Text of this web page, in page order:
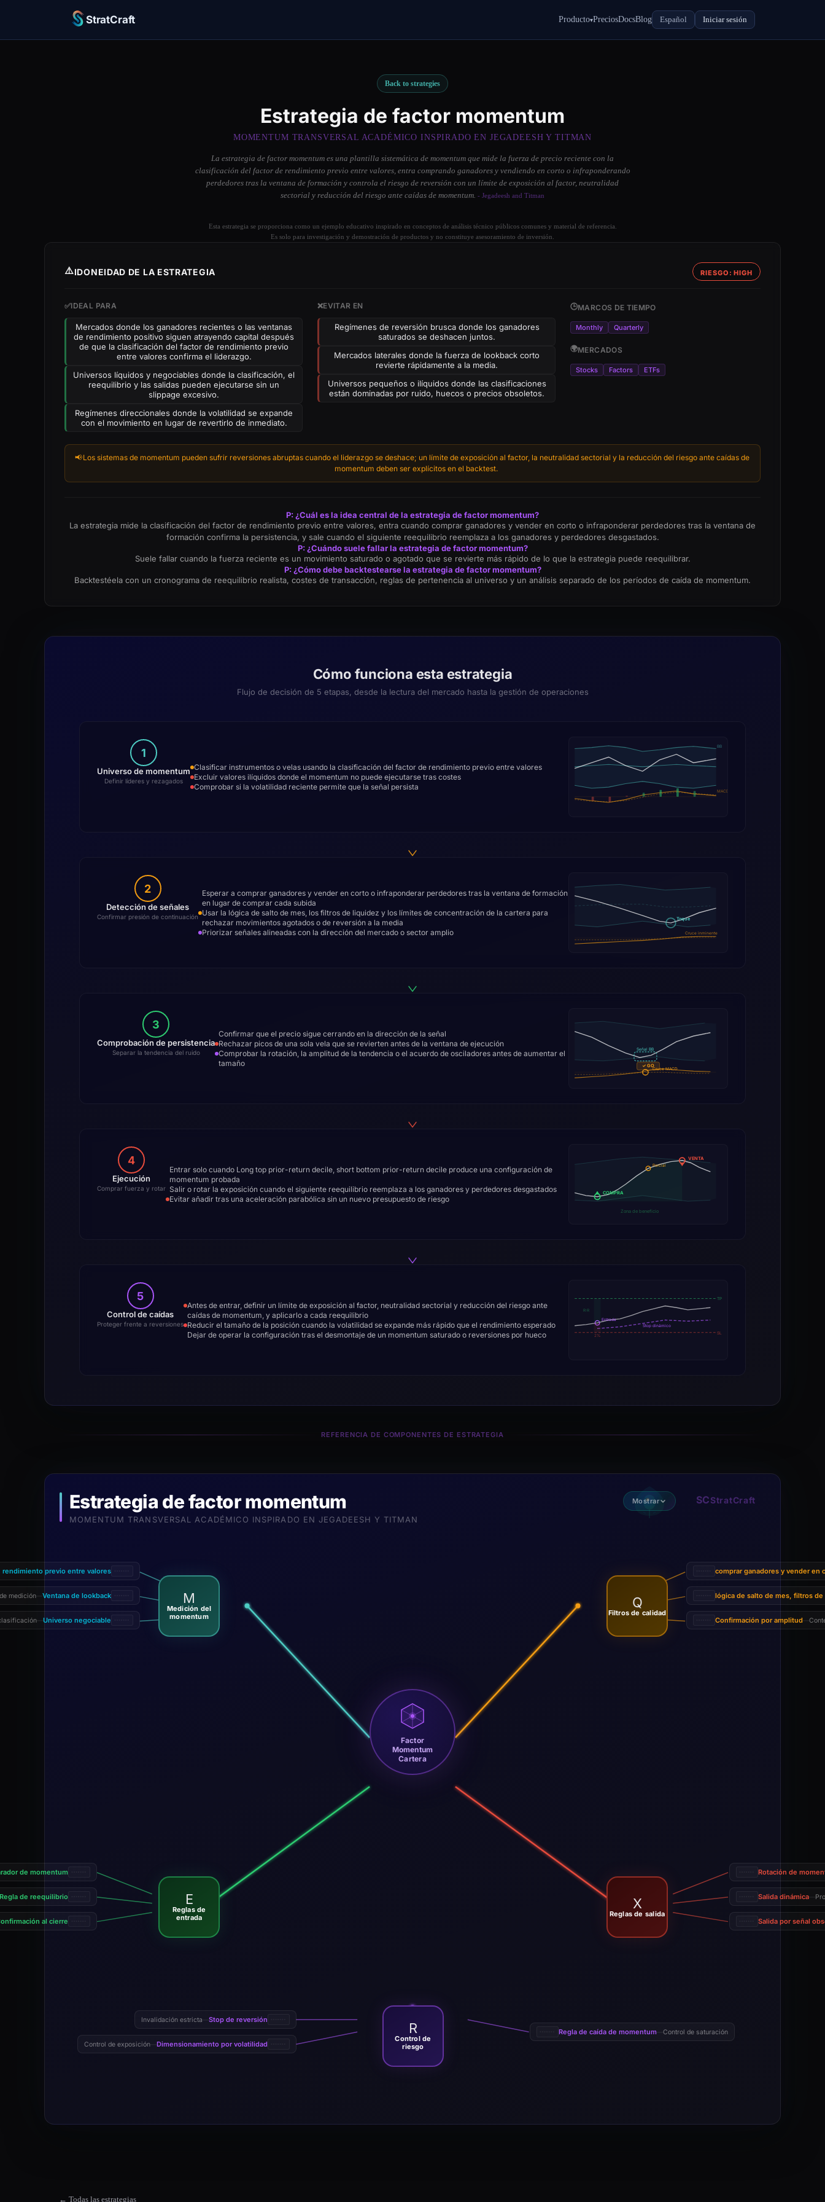
StratCraft Producto▾PreciosDocsBlog Español Iniciar sesión
Back to strategies
Estrategia de factor momentum
MOMENTUM TRANSVERSAL ACADÉMICO INSPIRADO EN JEGADEESH Y TITMAN
La estrategia de factor momentum es una plantilla sistemática de momentum que mide la fuerza de precio reciente con la
clasificación del factor de rendimiento previo entre valores, entra comprando ganadores y vendiendo en corto o infraponderando
perdedores tras la ventana de formación y controla el riesgo de reversión con un límite de exposición al factor, neutralidad
sectorial y reducción del riesgo ante caídas de momentum. - Jegadeesh and Titman
Esta estrategia se proporciona como un ejemplo educativo inspirado en conceptos de análisis técnico públicos comunes y material de referencia.
Es solo para investigación y demostración de productos y no constituye asesoramiento de inversión.
⚠️IDONEIDAD DE LA ESTRATEGIA RIESGO: HIGH
✅IDEAL PARA
Mercados donde los ganadores recientes o las ventanas
de rendimiento positivo siguen atrayendo capital después
de que la clasificación del factor de rendimiento previo
entre valores confirma el liderazgo.
Universos líquidos y negociables donde la clasificación, el
reequilibrio y las salidas pueden ejecutarse sin un
slippage excesivo.
Regímenes direccionales donde la volatilidad se expande
con el movimiento en lugar de revertirlo de inmediato.
❌EVITAR EN
Regímenes de reversión brusca donde los ganadores
saturados se deshacen juntos.
Mercados laterales donde la fuerza de lookback corto
revierte rápidamente a la media.
Universos pequeños o ilíquidos donde las clasificaciones
están dominadas por ruido, huecos o precios obsoletos.
🕒MARCOS DE TIEMPO
Monthly Quarterly
🌍MERCADOS
Stocks Factors ETFs
📢Los sistemas de momentum pueden sufrir reversiones abruptas cuando el liderazgo se deshace; un límite de exposición al factor, la neutralidad sectorial y la reducción del riesgo ante caídas de
momentum deben ser explícitos en el backtest.
P: ¿Cuál es la idea central de la estrategia de factor momentum?
La estrategia mide la clasificación del factor de rendimiento previo entre valores, entra cuando comprar ganadores y vender en corto o infraponderar perdedores tras la ventana de
formación confirma la persistencia, y sale cuando el siguiente reequilibrio reemplaza a los ganadores y perdedores desgastados.
P: ¿Cuándo suele fallar la estrategia de factor momentum?
Suele fallar cuando la fuerza reciente es un movimiento saturado o agotado que se revierte más rápido de lo que la estrategia puede reequilibrar.
P: ¿Cómo debe backtestearse la estrategia de factor momentum?
Backtestéela con un cronograma de reequilibrio realista, costes de transacción, reglas de pertenencia al universo y un análisis separado de los períodos de caída de momentum.
Cómo funciona esta estrategia
Flujo de decisión de 5 etapas, desde la lectura del mercado hasta la gestión de operaciones
1
Universo de momentum
Definir líderes y rezagados
Clasificar instrumentos o velas usando la clasificación del factor de rendimiento previo entre valores
Excluir valores ilíquidos donde el momentum no puede ejecutarse tras costes
Comprobar si la volatilidad reciente permite que la señal persista
BB
MACD
2
Detección de señales
Confirmar presión de continuación
Esperar a comprar ganadores y vender en corto o infraponderar perdedores tras la ventana de formación
en lugar de comprar cada subida
Usar la lógica de salto de mes, los filtros de liquidez y los límites de concentración de la cartera para
rechazar movimientos agotados o de reversión a la media
Priorizar señales alineadas con la dirección del mercado o sector amplio
Toque
Cruce inminente
3
Comprobación de persistencia
Separar la tendencia del ruido
Confirmar que el precio sigue cerrando en la dirección de la señal
Rechazar picos de una sola vela que se revierten antes de la ventana de ejecución
Comprobar la rotación, la amplitud de la tendencia o el acuerdo de osciladores antes de aumentar el
tamaño
Señal BB
Cruce MACD
✓ GO
4
Ejecución
Comprar fuerza y rotar
Entrar solo cuando Long top prior-return decile, short bottom prior-return decile produce una configuración de
momentum probada
Salir o rotar la exposición cuando el siguiente reequilibrio reemplaza a los ganadores y perdedores desgastados
Evitar añadir tras una aceleración parabólica sin un nuevo presupuesto de riesgo
COMPRA
Parcial
VENTA
Zona de beneficio
5
Control de caídas
Proteger frente a reversiones
Antes de entrar, definir un límite de exposición al factor, neutralidad sectorial y reducción del riesgo ante
caídas de momentum, y aplicarlo a cada reequilibrio
Reducir el tamaño de la posición cuando la volatilidad se expande más rápido que el rendimiento esperado
Dejar de operar la configuración tras el desmontaje de un momentum saturado o reversiones por hueco
Entrada
SL
TP
Stop dinámico
2%
R:R
REFERENCIA DE COMPONENTES DE ESTRATEGIA
Estrategia de factor momentum
MOMENTUM TRANSVERSAL ACADÉMICO INSPIRADO EN JEGADEESH Y TITMAN
Factor
Momentum
Cartera
SCStratCraft
Mostrar
M
Medición del
momentum
previo entre valores
Ventana de lookback
medición
Universo negociable
Q
Filtros de calidad
comprar ganadores y vender en
lógica de salto de mes, filtros
Confirmación por amplitud
E
Reglas de
entrada
de momentum
Regla de reequilibrio
al cierre
X
Reglas de salida
Rotación de
Salida dinámica
Salida por señal
R
Control de
riesgo
Stop de reversión
Invalidación estricta
Dimensionamiento por volatilidad
Control de exposición
Regla de caída de momentum Control de saturación
← Todas las estrategias